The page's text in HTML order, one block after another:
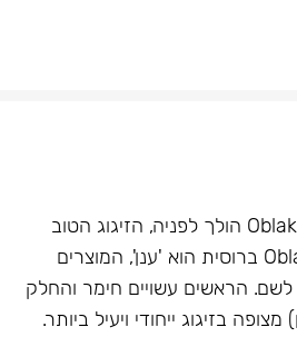
שמה של Oblako Glaze Topa הולך לפניה, הזיגוג הטוב
ביותר. פירוש המילה Oblako ברוסית הוא 'ענן', המוצרים
הראשים עשויים חימר והחלק
בזיגוג ייחודי ויעיל ביותר.